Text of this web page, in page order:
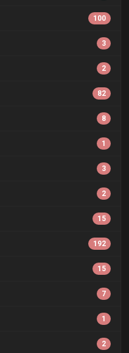
100
3
2
82
8
1
3
2
15
192
15
7
1
2